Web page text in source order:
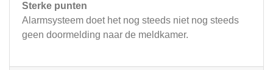
Sterke punten
Alarmsysteem doet het nog steeds niet nog steeds
geen doormelding naar de meldkamer.